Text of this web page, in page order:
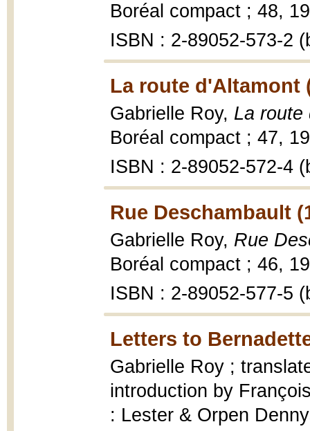
Boréal compact ; 48,
ISBN : 2-89052-573-2
La route d'Altamont
Gabrielle Roy, La route
Boréal compact ; 47,
ISBN : 2-89052-572-4
Rue Deschambault
Gabrielle Roy, Rue
Boréal compact ; 46,
ISBN : 2-89052-577-5
Letters to
Gabrielle Roy ;
introduction by
: Lester & Orpen